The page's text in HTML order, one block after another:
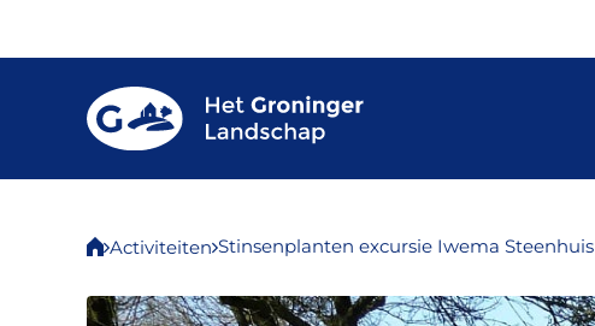
Activiteiten Stinsenplanten excursie Iwema Steenhuis